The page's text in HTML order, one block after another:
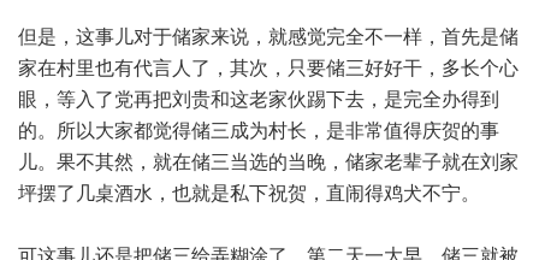
但是，这事儿对于储家来说，就感觉完全不一样，首先是储
家在村里也有代言人了，其次，只要储三好好干，多长个心
眼，等入了党再把刘贵和这老家伙踢下去，是完全办得到
的。所以大家都觉得储三成为村长，是非常值得庆贺的事
儿。果不其然，就在储三当选的当晚，储家老辈子就在刘家
坪摆了几桌酒水，也就是私下祝贺，直闹得鸡犬不宁。
可这事儿还是把储三给弄糊涂了，第二天一大早，储三就被